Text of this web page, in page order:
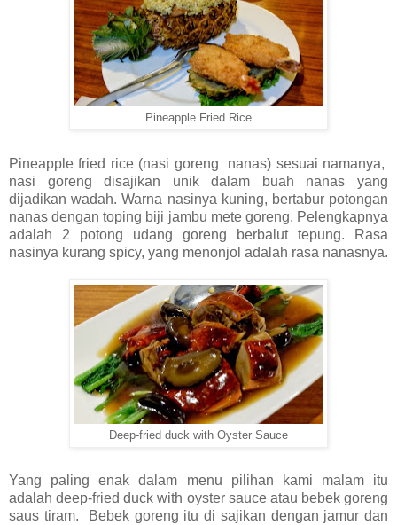
Pineapple Fried Rice
Pineapple fried rice (nasi goreng nanas) sesuai namanya,
nasi goreng disajikan unik dalam buah nanas yang
dijadikan wadah. Warna nasinya kuning, bertabur potongan
nanas dengan toping biji jambu mete goreng. Pelengkapnya
adalah 2 potong udang goreng berbalut tepung. Rasa
nasinya kurang spicy, yang menonjol adalah rasa nanasnya.
Deep-fried duck with Oyster Sauce
Yang paling enak dalam menu pilihan kami malam itu
adalah deep-fried duck with oyster sauce atau bebek goreng
saus tiram. Bebek goreng itu di sajikan dengan jamur dan